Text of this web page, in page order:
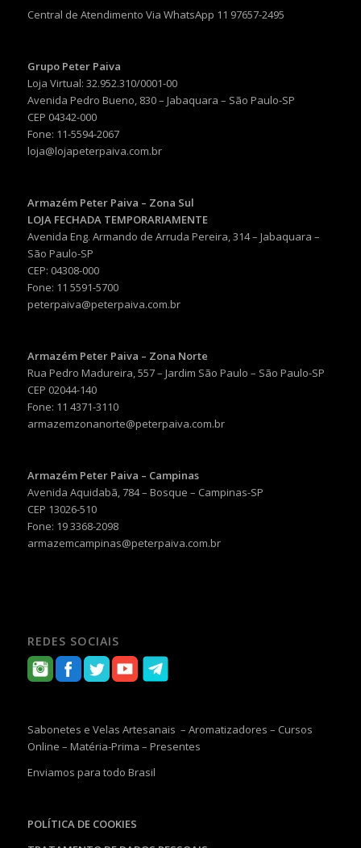
Central de Atendimento Via WhatsApp 11 97657-2495
Grupo Peter Paiva
Loja Virtual: 32.952.310/0001-00
Avenida Pedro Bueno, 830 – Jabaquara – São Paulo-SP
CEP 04342-000
Fone: 11-5594-2067
loja@lojapeterpaiva.com.br
Armazém Peter Paiva – Zona Sul
LOJA FECHADA TEMPORARIAMENTE
Avenida Eng. Armando de Arruda Pereira, 314 – Jabaquara –
São Paulo-SP
CEP: 04308-000
Fone: 11 5591-5700
peterpaiva@peterpaiva.com.br
Armazém Peter Paiva – Zona Norte
Rua Pedro Madureira, 557 – Jardim São Paulo – São Paulo-SP
CEP 02044-140
Fone: 11 4371-3110
armazemzonanorte@peterpaiva.com.br
Armazém Peter Paiva – Campinas
Avenida Aquidabã, 784 – Bosque – Campinas-SP
CEP 13026-510
Fone: 19 3368-2098
armazemcampinas@peterpaiva.com.br
REDES SOCIAIS
Sabonetes e Velas Artesanais – Aromatizadores – Cursos
Online – Matéria-Prima – Presentes
Enviamos para todo Brasil
POLÍTICA DE COOKIES